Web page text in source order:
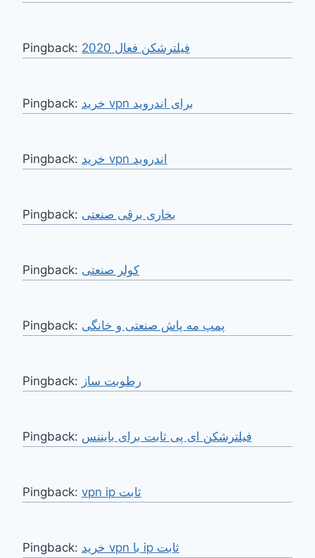
Pingback: فیلترشکن فعال 2020
Pingback: خرید vpn برای اندروید
Pingback: خرید vpn اندروید
Pingback: بخاری برقی صنعتی
Pingback: کولر صنعتی
Pingback: پمپ مه پاش صنعتی و خانگی
Pingback: رطوبت ساز
Pingback: فیلترشکن ای پی ثابت برای بایننس
Pingback: vpn ip ثابت
Pingback: خرید vpn با ip ثابت